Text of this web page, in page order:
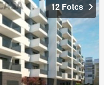
12 Fotos